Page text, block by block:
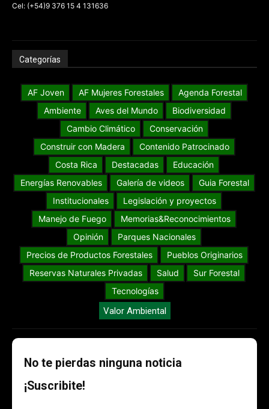
Cel: (+54)9 376 15 4 131636
Categorías
AF Joven AF Mujeres Forestales
Agenda Forestal
Ambiente
Aves del Mundo
Biodiversidad
Cambio Climático
Conservación
Construir con Madera
Contenido Patrocinado
Costa Rica
Destacadas
Educación
Energías Renovables
Galería de videos
Guia Forestal
Institucionales
Legislación y proyectos
Manejo de Fuego
Memorias&Reconocimientos
Opinión
Parques Nacionales
Precios de Productos Forestales
Pueblos Originarios
Reservas Naturales Privadas
Salud
Sur Forestal
Tecnologías
Valor Ambiental
No te pierdas ninguna noticia
¡Suscribite!